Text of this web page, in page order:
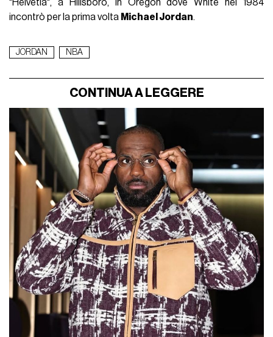
"Helvetia", a Hillsboro, in Oregon dove White nel 1984
incontrò per la prima volta Michael Jordan.
JORDAN NBA
CONTINUA A LEGGERE